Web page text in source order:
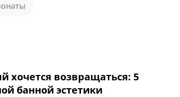
хочется возвращаться: 5
банной эстетики